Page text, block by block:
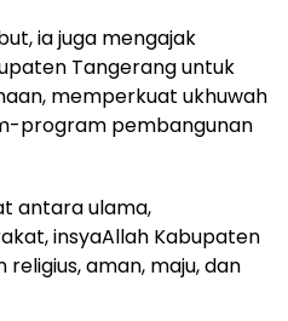
ia juga mengajak
Tangerang untuk
memperkuat ukhuwah
program pembangunan
antara ulama,
insyaAllah Kabupaten
aman, maju, dan